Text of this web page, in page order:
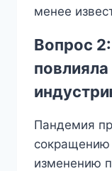
менее
Вопрос
Пандемия
сокращению
изменению